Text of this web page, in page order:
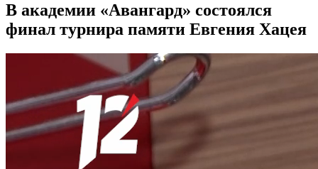
В академии «Авангард» состоялся
финал турнира памяти Евгения Хацея